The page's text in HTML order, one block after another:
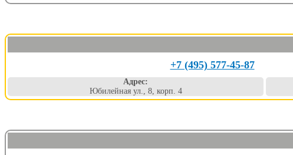
+7 (495) 577-45-87
Адрес:
Юбилейная ул., 8, корп. 4